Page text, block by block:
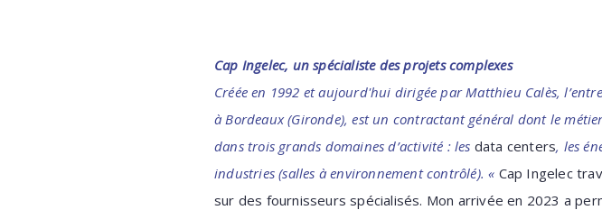
Cap Ingelec, un spécialiste des projets complexes
Créée en 1992 et aujourd'hui dirigée par Matthieu Calès,
à Bordeaux (Gironde),est un contractant général dont le
dans trois grands domaines d’activité : les data centers, les
industries (salles à environnement contrôlé). « Cap Ingelec
sur des fournisseurs spécialisés. Mon arrivée en 2023 a